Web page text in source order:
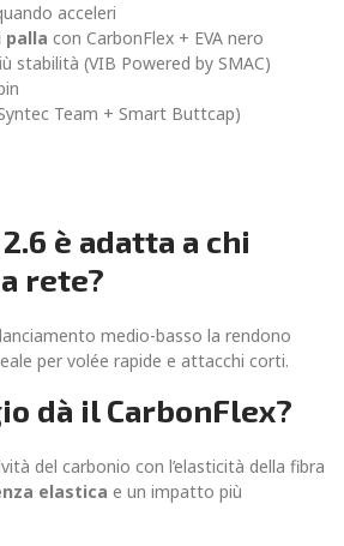
acceleri
palla con CarbonFlex + EVA nero
stabilità (VIB Powered by SMAC)
Team + Smart Buttcap)
è adatta a chi
rete?
medio-basso la rendono
per volée rapide e attacchi corti.
dà il CarbonFlex?
del carbonio con l’elasticità della fibra
elastica e un impatto più